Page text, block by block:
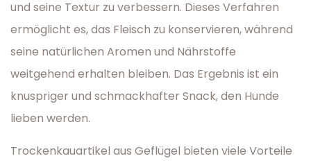
und seine Textur zu verbessern. Dieses Verfahren
ermöglicht es, das Fleisch zu konservieren, während
seine natürlichen Aromen und Nährstoffe
weitgehend erhalten bleiben. Das Ergebnis ist ein
knuspriger und schmackhafter Snack, den Hunde
lieben werden.
Trockenkauartikel aus Geflügel bieten viele Vorteile